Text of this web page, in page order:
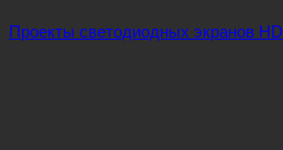
Проекты светодиодных экранов HD